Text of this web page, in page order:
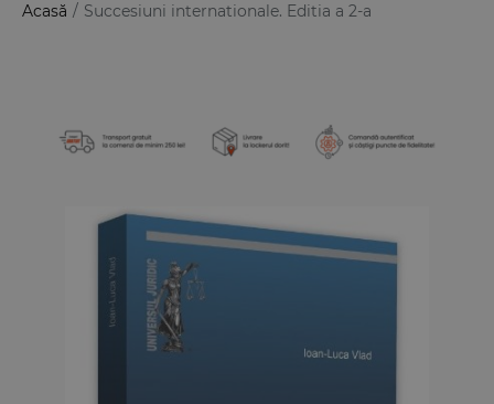
Acasă / Succesiuni internationale. Editia a 2-a